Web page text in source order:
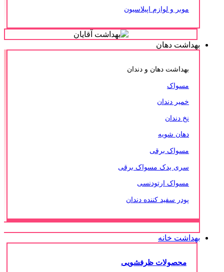
موبر و لوازم اپیلاسیون
بهداشت دهان
بهداشت دهان و دندان
مسواک
خمیر دندان
نخ دندان
دهان شویه
مسواک برقی
سری یدک مسواک برقی
مسواک ارتودنسی
پودر سفید کننده دندان
بهداشت خانه
محصولات ظرفشویی